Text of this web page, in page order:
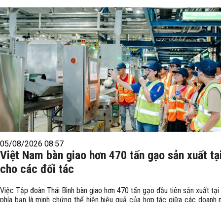
05/08/2026 08:57
Việt Nam bàn giao hơn 470 tấn gạo sản xuất
cho các đối tác
Việc Tập đoàn Thái Bình bàn giao hơn 470 tấn gạo đầu tiên sản xuất tại
phía bạn là minh chứng thể hiện hiệu quả của hợp tác giữa các doanh